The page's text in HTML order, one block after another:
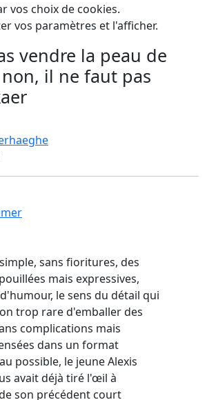
vos choix de cookies.
vos paramètres et l'afficher.
vendre la peau de
il ne faut pas
sans fioritures, des
mais expressives,
le sens du détail qui
trop rare d'emballer des
complications mais
dans un format
possible, le jeune Alexis
avait déjà tiré l'œil à
son précédent court